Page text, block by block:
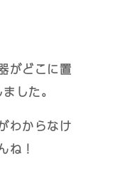
がどこに置
した。
わからなけ
ね！